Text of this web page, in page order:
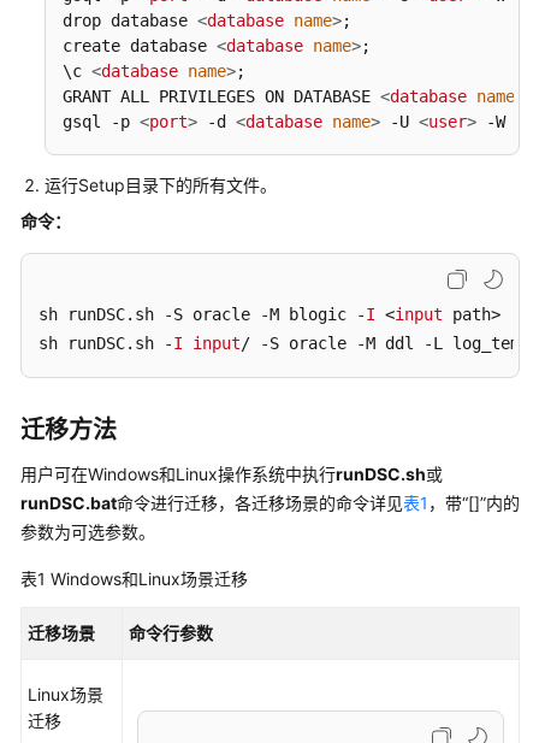
DSC
常
用
命
令
DSC
DSC
常
问
故
障
理
DSC
语
drop database <database name>;
create database <database name>;
\c <database name>;
GRANT ALL PRIVILEGES ON DATABASE <database name
gsql -p <port> -d <database name> -U <user> -W
运行Setup目录下的所有文件。
命令：
sh runDSC.sh -S oracle -M blogic -I <input path>
sh runDSC.sh -I input/ -S oracle -M ddl -L log_temp
迁移方法
用户可在Windows和Linux操作系统中执行runDSC.sh或
runDSC.bat命令进行迁移，各迁移场景的命令详见表1 ，带“[]”内的
参数为可选参数。
表1 Windows和Linux场景迁移
迁移场景 命令行参数
Linux场景
迁移